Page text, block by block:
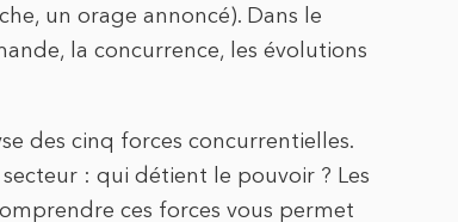
un orage annoncé). Dans le
la concurrence, les évolutions
des cinq forces concurrentielles.
: qui détient le pouvoir ? Les
ces forces vous permet